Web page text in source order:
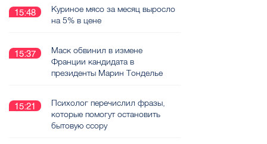
15:48
Куриное мясо за месяц выросло
на 5% в цене
15:37
Маск обвинил в измене
Франции кандидата в
президенты Марин Тонделье
15:21
Психолог перечислил фразы,
которые помогут остановить
бытовую ссору